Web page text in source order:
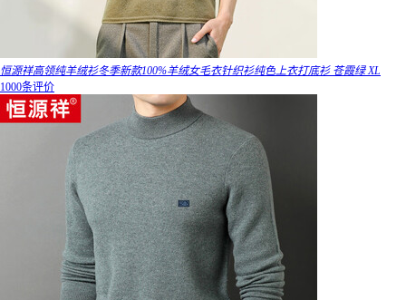
恒源祥高领纯羊绒衫冬季新款100%羊绒女毛衣针织衫纯色上衣打底衫 苍霞绿 XL
1000条评价